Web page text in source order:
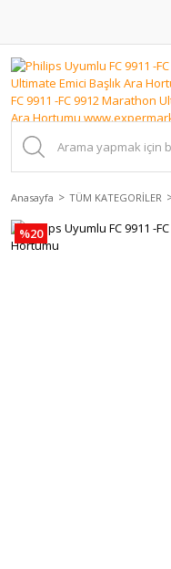
Anasayfa TÜM KATEGORİLER
%20